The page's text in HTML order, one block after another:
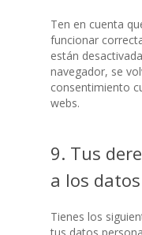
Ten en cuenta
funcionar
están
navegador, se
consentimiento
webs.
9. Tus
a los
Tienes los